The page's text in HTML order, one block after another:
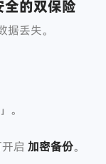
的双保险
丢失。
。
启 加密备份。